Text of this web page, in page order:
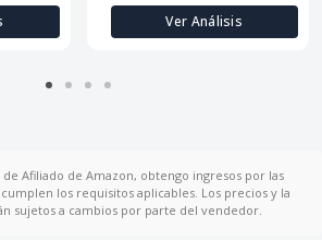
Ver Análisis
de Afiliado de Amazon, obtengo ingresos por las
los requisitos aplicables. Los precios y la
sujetos a cambios por parte del vendedor.